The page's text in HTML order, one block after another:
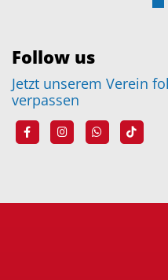
Follow us
Jetzt unserem Verein
verpassen